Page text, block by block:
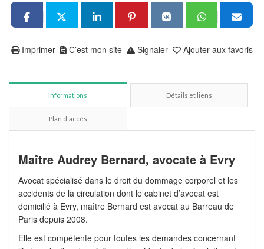
Ajouter aux favoris
Signaler
C’est mon site
Imprimer
Informations Détails et liens
Plan d'accès
Maître Audrey Bernard, avocate à Evry
Avocat spécialisé dans le droit du dommage corporel et les
accidents de la circulation dont le cabinet d’avocat est
domicilié à Evry, maître Bernard est avocat au Barreau de
Paris depuis 2008.
Elle est compétente pour toutes les demandes concernant